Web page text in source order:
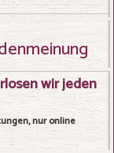
wir jeden
nur online